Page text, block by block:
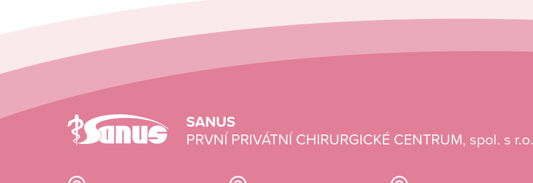
SANUS
PRVNÍ PRIVÁTNÍ CHIRURGICKÉ CENTRUM, spol. s r.o.